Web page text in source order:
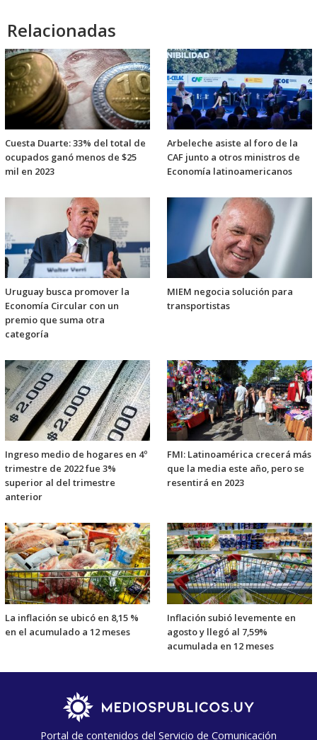
Relacionadas
Cuesta Duarte: 33% del total de
ocupados ganó menos de $25
mil en 2023
Arbeleche asiste al foro de la
CAF junto a otros ministros de
Economía latinoamericanos
Uruguay busca promover la
Economía Circular con un
premio que suma otra
categoría
MIEM negocia solución para
transportistas
Ingreso medio de hogares en 4º
trimestre de 2022 fue 3%
superior al del trimestre
anterior
FMI: Latinoamérica crecerá más
que la media este año, pero se
resentirá en 2023
La inflación se ubicó en 8,15 %
en el acumulado a 12 meses
Inflación subió levemente en
agosto y llegó al 7,59%
acumulada en 12 meses
Portal de contenidos del Servicio de Comunicación